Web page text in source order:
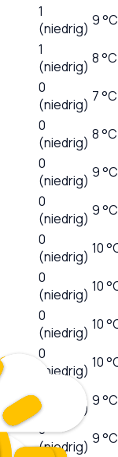
1
(niedrig) 9 °C
1
(niedrig) 8 °C
0
(niedrig) 7 °C
0
(niedrig) 8 °C
0
(niedrig) 9 °C
0
(niedrig) 9 °C
0
(niedrig) 10
0
(niedrig) 10
0
(niedrig) 10
0
(niedrig) 10
(niedrig) 9 °C
0
(niedrig) 9 °C